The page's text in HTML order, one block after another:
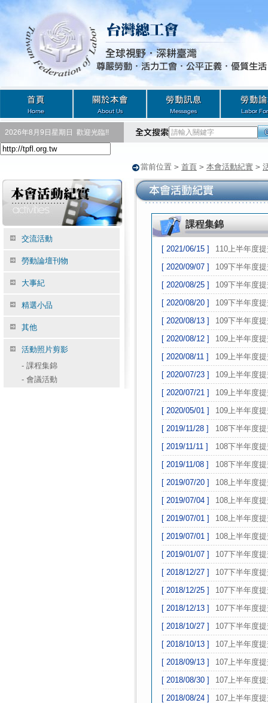
2026年8月9日星期日 歡迎光臨!!
當前位置 > 首頁 > 本會活動紀實 >
交流活動
勞動論壇刊物
大事紀
精選小品
其他
活動照片剪影
- 課程集錦
- 會議活動
課程集錦
[ 2021/06/15 ]
110上半年度
[ 2020/09/07 ]
109下半年度
[ 2020/08/25 ]
109下半年度
[ 2020/08/20 ]
109下半年度
[ 2020/08/13 ]
109下半年度
[ 2020/08/12 ]
109上半年度
[ 2020/08/11 ]
109上半年度
[ 2020/07/23 ]
109上半年度
[ 2020/07/21 ]
109上半年度
[ 2020/05/01 ]
109上半年度
[ 2019/11/28 ]
108下半年度
[ 2019/11/11 ]
108下半年度
[ 2019/11/08 ]
108下半年度
[ 2019/07/20 ]
108上半年度
[ 2019/07/04 ]
108上半年度
[ 2019/07/01 ]
108上半年度
[ 2019/07/01 ]
108上半年度
[ 2019/01/07 ]
107下半年度
[ 2018/12/27 ]
107下半年度
[ 2018/12/25 ]
107下半年度
[ 2018/12/13 ]
107下半年度
[ 2018/10/27 ]
107下半年度
[ 2018/10/13 ]
107上半年度
[ 2018/09/13 ]
107上半年度
[ 2018/08/30 ]
107上半年度
[ 2018/08/24 ]
107上半年度